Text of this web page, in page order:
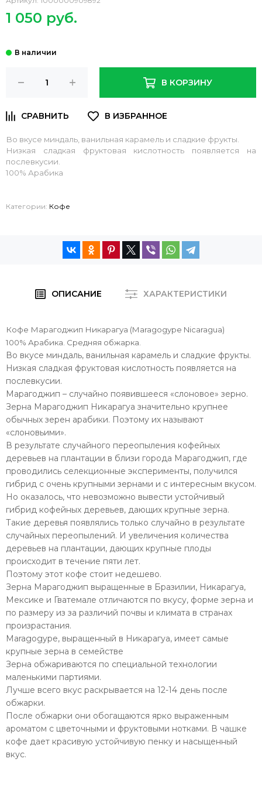
1 050 руб.
В КОРЗИНУ
Во вкусе миндаль, ванильная карамель и сладкие фрукты.
Низкая сладкая фруктовая кислотность появляется на
послевкусии.
100% Арабика
Категории: Кофе
ОПИСАНИЕ ХАРАКТЕРИСТИКИ
Кофе Марагоджип Никарагуа (Maragogype Nicaragua)
100% Арабика. Средняя обжарка.
Во вкусе миндаль, ванильная карамель и сладкие фрукты.
Низкая сладкая фруктовая кислотность появляется на
послевкусии.
Марагоджип – случайно появившееся «слоновое» зерно.
Зерна Марагоджип Никарагуа значительно крупнее
обычных зерен арабики. Поэтому их называют
«слоновьими».
В результате случайного переопыления кофейных
деревьев на плантации в близи города Марагоджип, где
проводились селекционные эксперименты, получился
гибрид с очень крупными зернами и с интересным вкусом.
Но оказалось, что невозможно вывести устойчивый
гибрид кофейных деревьев, дающих крупные зерна.
Такие деревья появлялись только случайно в результате
случайных переопылений. И увеличения количества
деревьев на плантации, дающих крупные плоды
происходит в течение пяти лет.
Поэтому этот кофе стоит недешево.
Зерна Марагоджип выращенные в Бразилии, Никарагуа,
Мексике и Гватемале отличаются по вкусу, форме зерна и
по размеру из за различий почвы и климата в странах
произрастания.
Maragogype, выращенный в Никарагуа, имеет самые
крупные зерна в семействе
Зерна обжариваются по специальной технологии
маленькими партиями.
Лучше всего вкус раскрывается на 12-14 день после
обжарки.
После обжарки они обогащаются ярко выраженным
ароматом с цветочными и фруктовыми нотками. В чашке
кофе дает красивую устойчивую пенку и насыщенный
вкус.